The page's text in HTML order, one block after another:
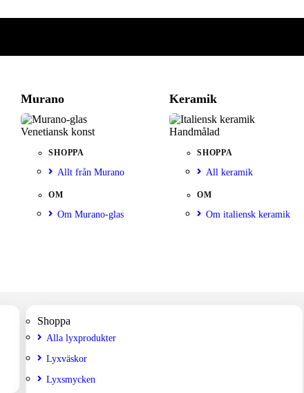
Murano
Venetiansk konst
SHOPPA
Allt från Murano
OM
Om Murano-glas
Keramik
Handmålad
SHOPPA
All keramik
OM
Om italiensk keramik
Shoppa
Alla lyxprodukter
Lyxväskor
Lyxsmycken